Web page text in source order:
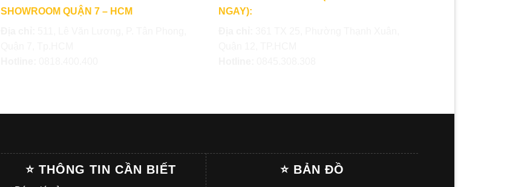
SHOWROOM QUẬN 7 – HCM
NGAY):
⭐ THÔNG TIN CẦN BIẾT ⭐ BẢN ĐỒ